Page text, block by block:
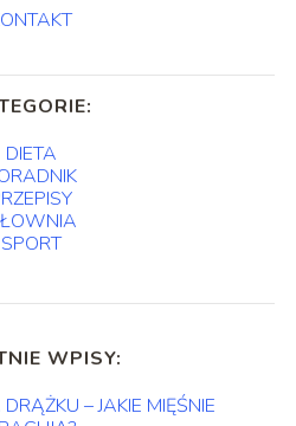
DIETA
SPORT
WPISY:
– JAKIE MIĘŚNIE